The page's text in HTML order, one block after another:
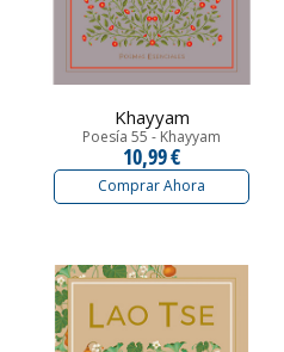
Khayyam
Poesía 55 - Khayyam
10,99 €
Comprar Ahora